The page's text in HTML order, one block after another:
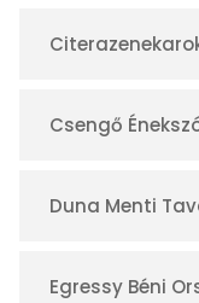
á
r
Csengő
Duna Menti
Egressy Béni